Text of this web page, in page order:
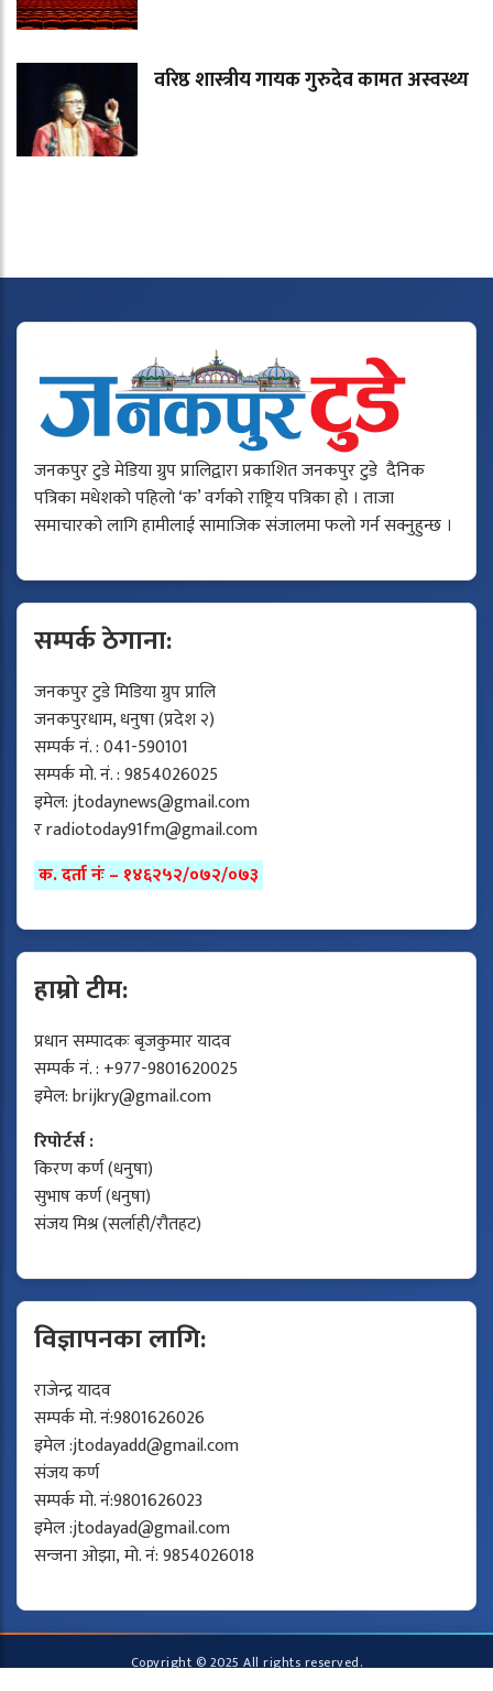
वरिष्ठ शास्त्रीय गायक गुरुदेव कामत अस्वस्थ्य
जनकपुर टुडे मेडिया ग्रुप प्रालिद्वारा प्रकाशित जनकपुर टुडे दैनिक
पत्रिका मधेशको पहिलो ‘क’ वर्गको राष्ट्रिय पत्रिका हो । ताजा
समाचारको लागि हामीलाई सामाजिक संजालमा फलो गर्न सक्नुहुन्छ ।
सम्पर्क ठेगाना:
जनकपुर टुडे मिडिया ग्रुप प्रालि
जनकपुरधाम, धनुषा (प्रदेश २)
सम्पर्क नं. : 041-590101
सम्पर्क मो. नं. : 9854026025
इमेल:jtodaynews@gmail.com
रradiotoday91fm@gmail.com
क. दर्ता नंः – १४६२५२/०७२/०७३
हाम्रो टीम:
प्रधान सम्पादकः बृजकुमार यादव
सम्पर्क नं. : +977-9801620025
इमेल:brijkry@gmail.com
रिपोर्टर्स :
किरण कर्ण (धनुषा)
सुभाष कर्ण (धनुषा)
संजय मिश्र (सर्लाही/रौतहट)
विज्ञापनका लागि:
राजेन्द्र यादव
सम्पर्क मो. नं:9801626026
इमेल :jtodayadd@gmail.com
संजय कर्ण
सम्पर्क मो. नं:9801626023
इमेल :jtodayad@gmail.com
सन्जना ओझा, मो. नं: 9854026018
Copyright © 2025 All rights reserved.